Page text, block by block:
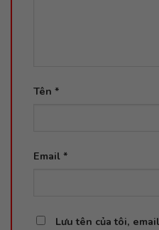
Tên *
Email *
Lưu tên của tôi,